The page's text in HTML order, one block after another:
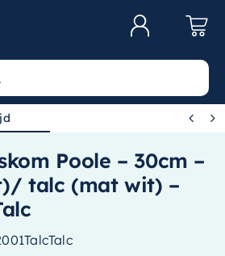
 
Poole – 30cm –
talc (mat wit) –